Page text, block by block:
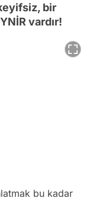
bir
vardır!
bu kadar